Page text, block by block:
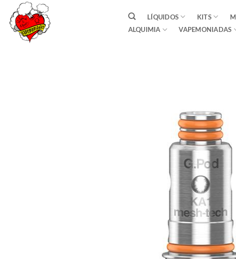
Saltar
contenido
LÍQUIDOS KITS
ALQUIMIA
VAPEMONIADAS